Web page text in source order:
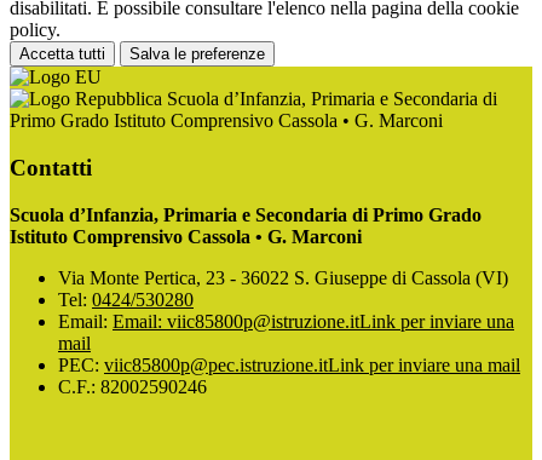
disabilitati. È possibile consultare l'elenco nella pagina della cookie
policy.
Accetta tutti Salva le preferenze
Scuola d’Infanzia, Primaria e Secondaria di
Primo Grado Istituto Comprensivo Cassola • G. Marconi
Contatti
Scuola d’Infanzia, Primaria e Secondaria di Primo Grado
Istituto Comprensivo Cassola • G. Marconi
Via Monte Pertica, 23 - 36022 S. Giuseppe di Cassola (VI)
Tel: 0424/530280
Email: Email: viic85800p@istruzione.itLink per inviare una
mail
PEC: viic85800p@pec.istruzione.itLink per inviare una mail
C.F.: 82002590246